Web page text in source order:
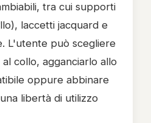
tra cui supporti
laccetti jacquard e
L'utente può scegliere
collo, agganciarlo allo
oppure abbinare
libertà di utilizzo